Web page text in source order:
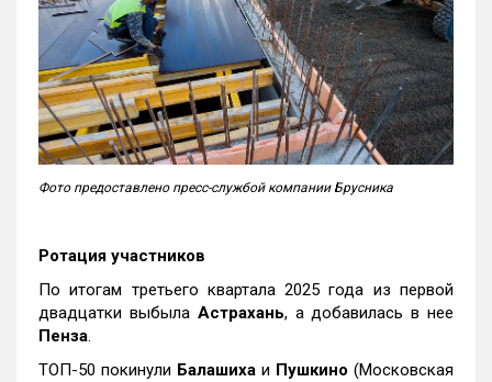
Фото предоставлено пресс-службой компании Брусника
Ротация участников
По итогам третьего квартала 2025 года из первой
двадцатки выбыла Астрахань, а добавилась в нее
Пенза.
ТОП-50 покинули Балашиха и Пушкино (Московская